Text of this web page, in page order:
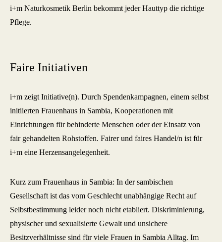
i+m Naturkosmetik Berlin bekommt jeder Hauttyp die richtige
Pflege.
Faire Initiativen
i+m zeigt Initiative(n). Durch Spendenkampagnen, einem selbst
initiierten Frauenhaus in Sambia, Kooperationen mit
Einrichtungen für behinderte Menschen oder der Einsatz von
fair gehandelten Rohstoffen. Fairer und faires Handel/n ist für
i+m eine Herzensangelegenheit.
Kurz zum Frauenhaus in Sambia: In der sambischen
Gesellschaft ist das vom Geschlecht unabhängige Recht auf
Selbstbestimmung leider noch nicht etabliert. Diskriminierung,
physischer und sexualisierte Gewalt und unsichere
Besitzverhältnisse sind für viele Frauen in Sambia Alltag. Im